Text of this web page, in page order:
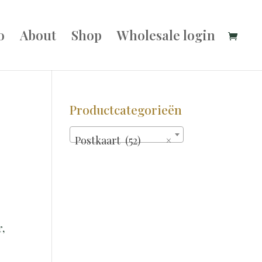
About Shop Wholesale login
Productcategorieën
×
Postkaart (52)